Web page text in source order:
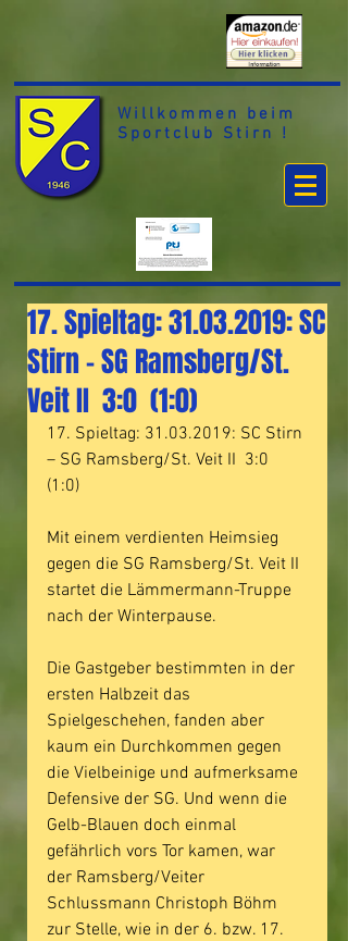
Willkommen beim
Sportclub Stirn !
17. Spieltag: 31.03.2019: SC
Stirn – SG Ramsberg/St.
Veit II 3:0 (1:0)
17. Spieltag: 31.03.2019: SC Stirn
– SG Ramsberg/St. Veit II  3:0
(1:0)
Mit einem verdienten Heimsieg
gegen die SG Ramsberg/St. Veit II
startet die Lämmermann-Truppe
nach der Winterpause.
Die Gastgeber bestimmten in der
ersten Halbzeit das
Spielgeschehen, fanden aber
kaum ein Durchkommen gegen
die Vielbeinige und aufmerksame
Defensive der SG. Und wenn die
Gelb-Blauen doch einmal
gefährlich vors Tor kamen, war
der Ramsberg/Veiter
Schlussmann Christoph Böhm
zur Stelle, wie in der 6. bzw. 17.